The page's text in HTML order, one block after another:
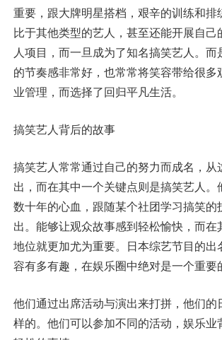
重要，跟大牌明星搭档，艰辛的训练和排
比于其他类型的艺人，甚至还能开展自己
人项目，而一旦成为了知名搞笑艺人。而
的节奏感非常好，也常常将笑容带给很多
业管理，而选择了回归平凡生活。
搞笑艺人背后的故事
搞笑艺人常常通过自己的努力而成名，从
出，而在其中一个关键点则是搞笑艺人。
数十年的心血，跟随某个社团学习搞笑的
出。能够让观众故事感到轻松愉快，而在
地位就更加尤为重要。日本综艺节目的出
容有多有趣，在娱乐圈中绝对是一个重要
他们通过出席活动与演出来打拼，他们的
样的。他们可以参加不同的活动，娱乐业